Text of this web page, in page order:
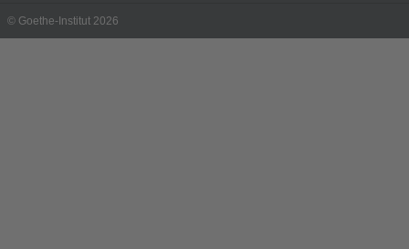
© Goethe-Institut 2026